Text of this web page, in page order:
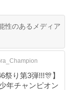
性のあるメディア
祭り第3弾!!!🎊】
年チャンピオン